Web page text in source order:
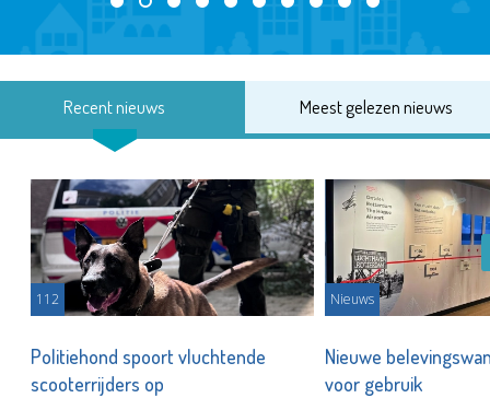
Recent nieuws Meest gelezen nieuws
112
Politiehond spoort vluchtende
scooterrijders op
Nieuws
Nieuwe
voor gebruik